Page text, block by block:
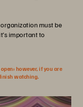
must be
important to
however, if you are
watching.